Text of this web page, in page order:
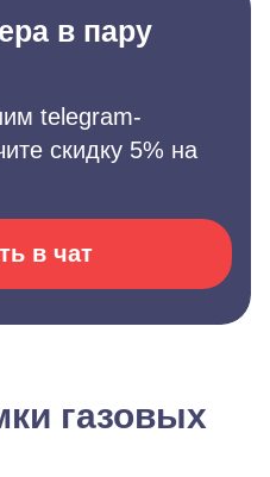
в пару
telegram-
скидку 5% на
в чат
газовых